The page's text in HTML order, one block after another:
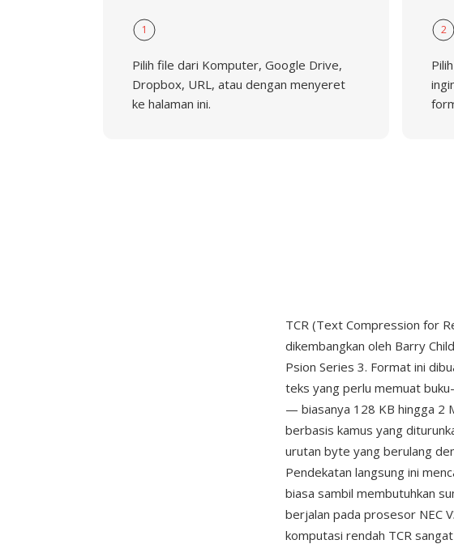
1
Pilih file dari Komputer, Google Drive,
Dropbox, URL, atau dengan menyeret
ke halaman ini.
2
TCR (Text Compression for
dikembangkan oleh Barry
Psion Series 3. Format ini
teks yang perlu memuat
— biasanya 128 KB hingga 2
berbasis kamus yang
urutan byte yang berulang
Pendekatan langsung ini
biasa sambil membutuhkan
berjalan pada prosesor NEC
komputasi rendah TCR